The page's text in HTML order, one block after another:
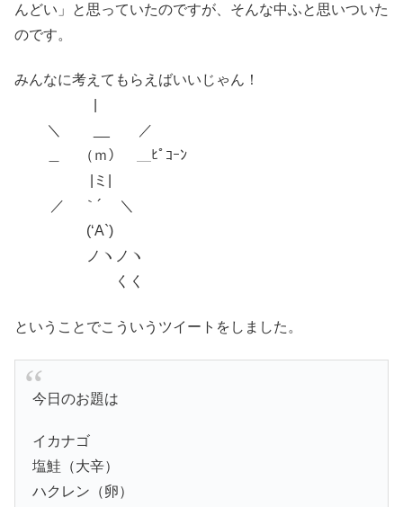
んどい」と思っていたのですが、そんな中ふと思いついた
のです。
みんなに考えてもらえばいいじゃん！
＼ __ ／
＿ （ｍ） ＿ﾋﾟｺｰﾝ
|ミ|
／ ｀´ ＼
(‘A`)
ノヽノヽ
くく
ということでこういうツイートをしました。
今日のお題は
イカナゴ
塩鮭（大辛）
ハクレン（卵）